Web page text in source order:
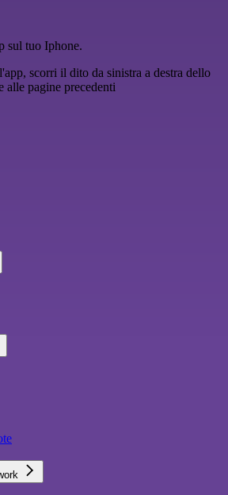
sul tuo Iphone.
scorri il dito da sinistra a destra dello
alle pagine precedenti